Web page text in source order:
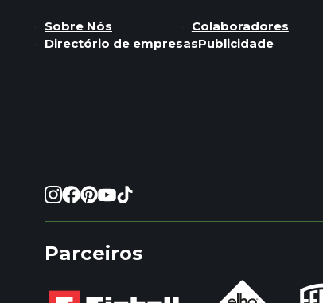
Sobre Nós Colaboradores
Directório de empresasPublicidade
Parceiros